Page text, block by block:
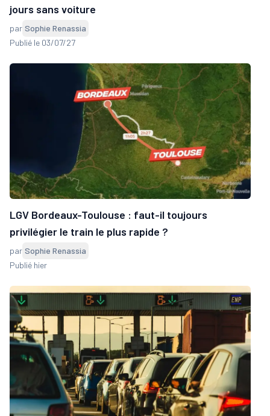
jours sans voiture
par Sophie Renassia
Publié le 03/07/27
LGV Bordeaux-Toulouse : faut-il toujours
privilégier le train le plus rapide ?
par Sophie Renassia
Publié hier